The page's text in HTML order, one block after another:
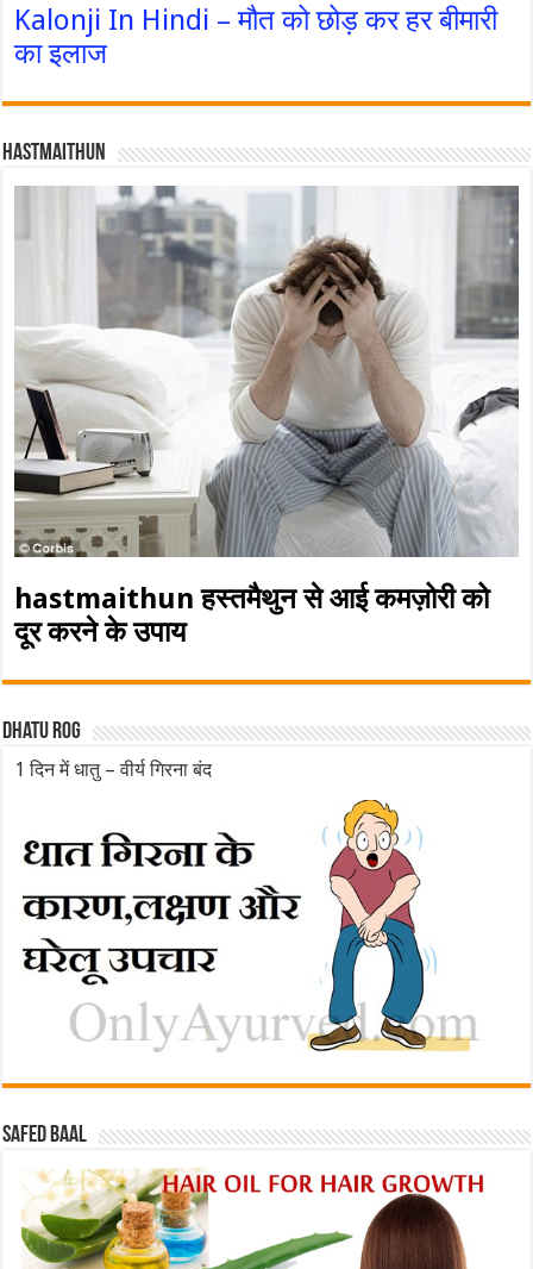
Kalonji In Hindi – मौत को छोड़ कर हर बीमारी
का इलाज
Hastmaithun
hastmaithun हस्तमैथुन से आई कमज़ोरी को
दूर करने के उपाय
Dhatu rog
1 दिन में धातु – वीर्य गिरना बंद
Safed baal